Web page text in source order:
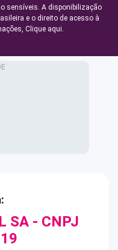
sensíveis. A disponibilização
e o direito de acesso à
Clique aqui.
SA - CNPJ